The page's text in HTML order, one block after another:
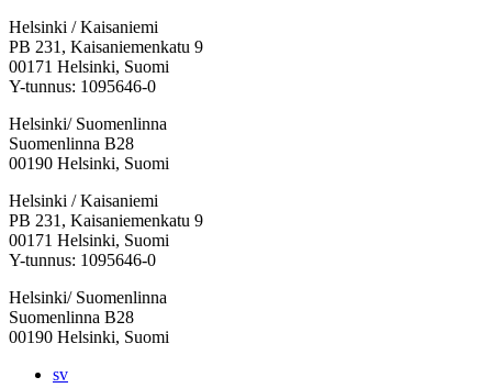
Helsinki / Kaisaniemi
PB 231, Kaisaniemenkatu 9
00171 Helsinki, Suomi
Y-tunnus: 1095646-0
Helsinki/ Suomenlinna
Suomenlinna B28
00190 Helsinki, Suomi
Facebook:
Avataan
uuteen
välilehteen
Instagram:
Avataan
uuteen
välilehteen
TikTok:
Avataan
uuteen
välilehteen
Youtube:
Avataan
uuteen
välilehteen
Vimeo:
Avataan
uuteen
välilehteen
Helsinki / Kaisaniemi
PB 231, Kaisaniemenkatu 9
00171 Helsinki, Suomi
Y-tunnus: 1095646-0
Helsinki/ Suomenlinna
Suomenlinna B28
00190 Helsinki, Suomi
sv